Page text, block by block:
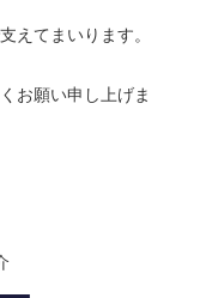
えてまいります。
お願い申し上げま